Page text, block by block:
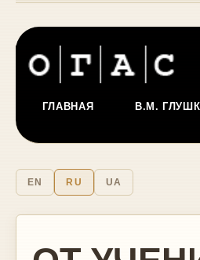
ГЛАВНАЯ В.М.
EN RU UA